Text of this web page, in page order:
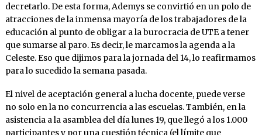
decretarlo. De esta forma, Ademys se convirtió en un polo de
atracciones de la inmensa mayoría de los trabajadores de la
educación al punto de obligar a la burocracia de UTE a tener
que sumarse al paro. Es decir, le marcamos la agenda a la
Celeste. Eso que dijimos para la jornada del 14, lo reafirmamos
para lo sucedido la semana pasada.
El nivel de aceptación general a lucha docente, puede verse
no solo en la no concurrencia a las escuelas. También, en la
asistencia a la asamblea del día lunes 19, que llegó a los 1.000
participantes y por una cuestión técnica (el límite que